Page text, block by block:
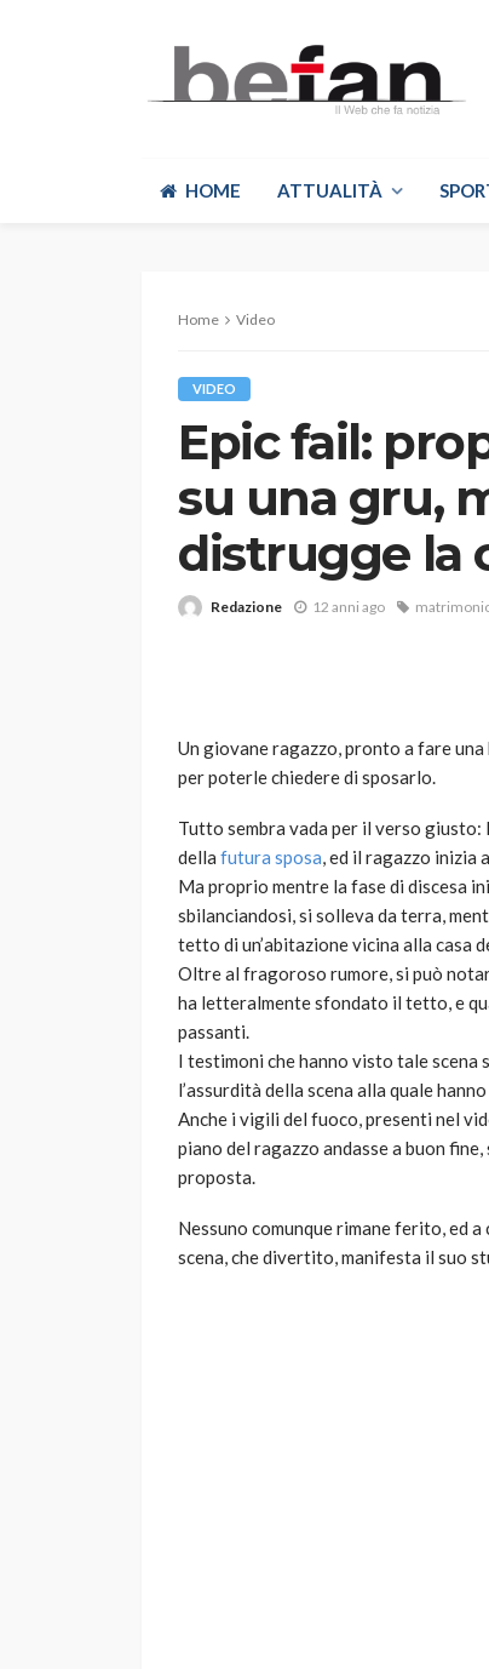
HOME ATTUALITÀ
Home Video
VIDEO
Epic fail:
su una gru,
distrugge la
Redazione 12 anni ago
Un giovane ragazzo, pronto a fare una
per poterle chiedere di sposarlo.
Tutto sembra vada per il verso
della futura sposa, ed il ragazzo inizia
Ma proprio mentre la fase di discesa
sbilanciandosi, si solleva da terra,
tetto di un’abitazione vicina alla casa
Oltre al fragoroso rumore, si può
ha letteralmente sfondato il tetto, e
passanti.
I testimoni che hanno visto tale
l’assurdità della scena alla quale
Anche i vigili del fuoco, presenti nel
piano del ragazzo andasse a buon
proposta.
Nessuno comunque rimane ferito, ed
scena, che divertito, manifesta il suo
VARIE
Robot
scegliere per
god 1 anno ago